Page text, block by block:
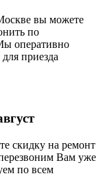
вы можете
по
оперативно
приезда
скидку на ремонт
Вам уже
по всем